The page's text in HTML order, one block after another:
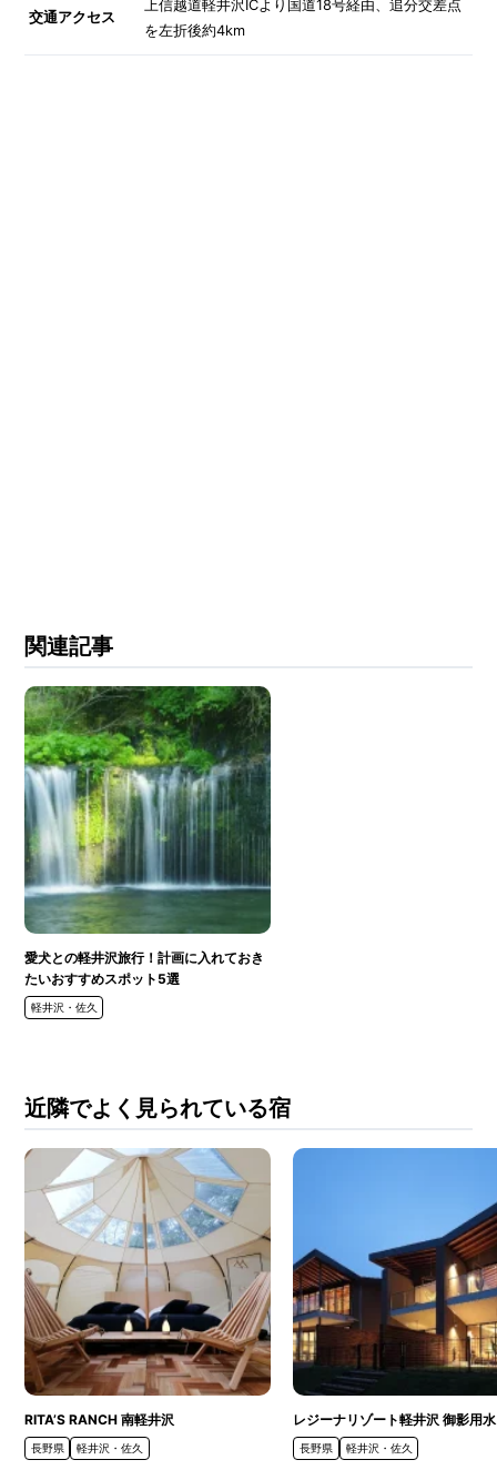
交通アクセス
上信越道軽井沢ICより国道18号経由、追分交差点
を左折後約4km
関連記事
愛犬との軽井沢旅行！計画に入れておき
たいおすすめスポット5選
軽井沢・佐久
近隣でよく見られている宿
RITA’S RANCH 南軽井沢
長野県 軽井沢・佐久
レジーナリゾート軽井沢 御影用水
長野県 軽井沢・佐久